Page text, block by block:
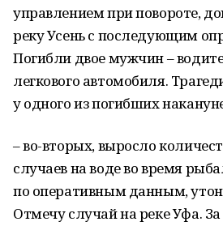
управлением при повороте,
реку Усень с последующим
Погибли двое мужчин –
легкового автомобиля.
у одного из погибших
– во-вторых, выросло
случаев на воде во время
по оперативным данным,
Отмечу случай на реке Уфа.